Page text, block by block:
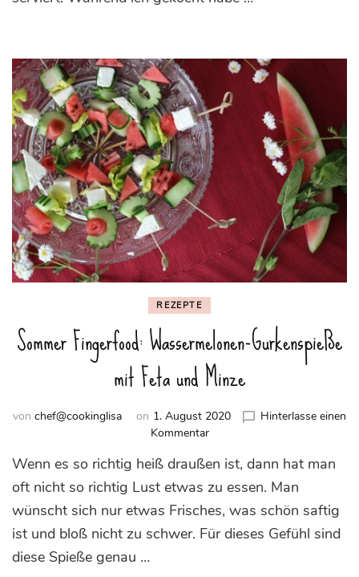
REZEPTE
Sommer Fingerfood: Wassermelonen-Gurkenspieße
mit Feta und Minze
von chef@cookinglisa on 1. August 2020
Hinterlasse einen
Kommentarzu
Fingerfood:
Wassermelonen-
mit
Feta
Wenn es so richtig heiß draußen ist, dann hat man
oft nicht so richtig Lust etwas zu essen. Man
wünscht sich nur etwas Frisches, was schön saftig
ist und bloß nicht zu schwer. Für dieses Gefühl sind
diese Spieße genau …